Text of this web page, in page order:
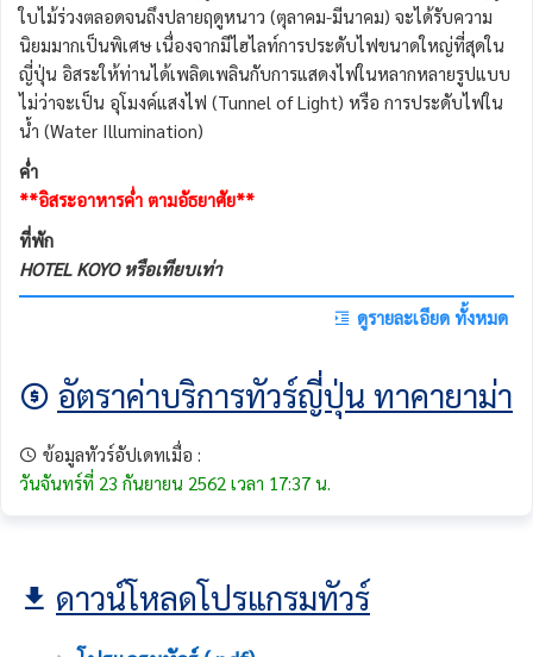
ใบไม้ร่วงตลอดจนถึงปลายฤดูหนาว (ตุลาคม-มีนาคม) จะได้รับความ
นิยมมากเป็นพิเศษ เนื่องจากมีไฮไลท์การประดับไฟขนาดใหญ่ที่สุดใน
ญี่ปุ่น อิสระให้ท่านได้เพลิดเพลินกับการแสดงไฟในหลากหลายรูปแบบ
ไม่ว่าจะเป็น อุโมงค์แสงไฟ (Tunnel of Light) หรือ การประดับไฟใน
น้ำ (Water Illumination)
ค่ำ
**อิสระอาหารค่ำ ตามอัธยาศัย**
ที่พัก
HOTEL KOYO หรือเทียบเท่า
ดูรายละเอียด ทั้งหมด
อัตราค่าบริการทัวร์ญี่ปุ่น ทาคายาม่า
ข้อมูลทัวร์อัปเดทเมื่อ :
วันจันทร์ที่ 23 กันยายน 2562 เวลา 17:37 น.
ดาวน์โหลดโปรแกรมทัวร์